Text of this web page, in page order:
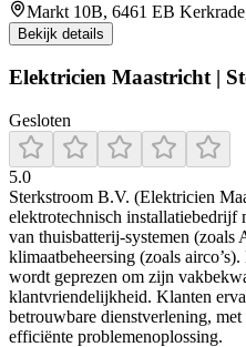
Markt 10B, 6461 EB
Bekijk details
Elektricien Maastricht |
Gesloten
5.0
Sterkstroom B.V. (Elektricien
elektrotechnisch installatiebedrijf
van thuisbatterij‑systemen (zoals
klimaatbeheersing (zoals
wordt geprezen om zijn
klantvriendelijkheid. Klanten
betrouwbare dienstverlening,
efficiënte problemenoplossing.